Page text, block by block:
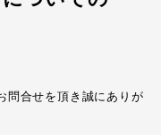
問合せを頂き誠にありが